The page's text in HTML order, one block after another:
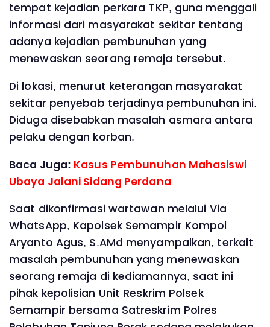
tempat kejadian perkara TKP, guna menggali
informasi dari masyarakat sekitar tentang
adanya kejadian pembunuhan yang
menewaskan seorang remaja tersebut.
Di lokasi, menurut keterangan masyarakat
sekitar penyebab terjadinya pembunuhan ini.
Diduga disebabkan masalah asmara antara
pelaku dengan korban.
Baca Juga: Kasus Pembunuhan Mahasiswi
Ubaya Jalani Sidang Perdana
Saat dikonfirmasi wartawan melalui Via
WhatsApp, Kapolsek Semampir Kompol
Aryanto Agus, S.AMd menyampaikan, terkait
masalah pembunuhan yang menewaskan
seorang remaja di kediamannya, saat ini
pihak kepolisian Unit Reskrim Polsek
Semampir bersama Satreskrim Polres